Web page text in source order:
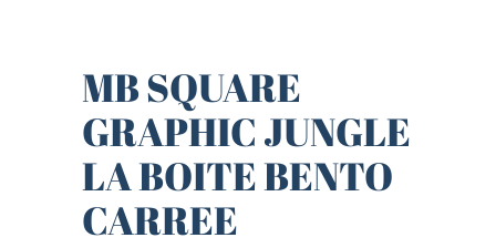
MB SQUARE
GRAPHIC JUNGLE
LA BOITE BENTO
CARREE